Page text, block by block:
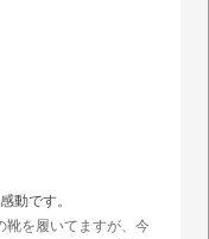
動です。
靴を履いてますが、今